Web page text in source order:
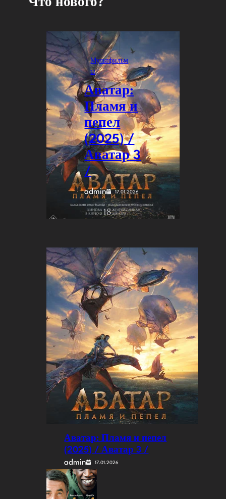
Что нового?
Мультфильм
ы
Аватар:
Пламя и
пепел
(2025) /
Аватар 3
/
admin 17.01.2026
Аватар: Пламя и пепел
(2025) / Аватар 3 /
admin 17.01.2026